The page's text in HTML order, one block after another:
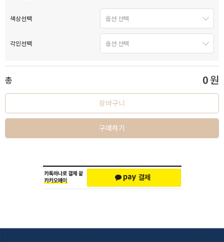
색상선택
각인선택
총 0원
장바구니
구매하기